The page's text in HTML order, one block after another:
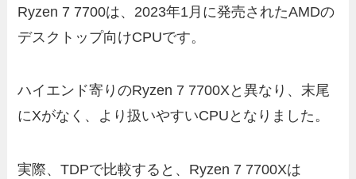
Ryzen 7 7700は、2023年1月に発売されたAMDの
デスクトップ向けCPUです。
ハイエンド寄りのRyzen 7 7700Xと異なり、末尾
にXがなく、より扱いやすいCPUとなりました。
実際、TDPで比較すると、Ryzen 7 7700Xは